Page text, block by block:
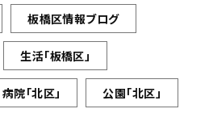
板橋区情報ブログ
生活「板橋区」
病院「北区」 公園「北区」